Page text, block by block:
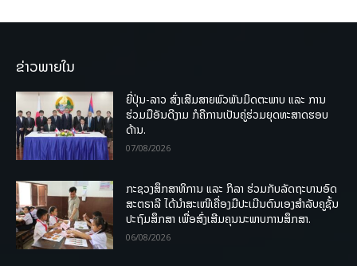
ຂ່າວພາຍໃນ
ຍີ່ປຸ່ນ-ລາວ ສົ່ງເສີມສາຍພົວພັນມິດຕະພາບ ແລະ ການ
ຮ່ວມມືອັນດີງາມ ກໍຄືການເປັນຄູ່ຮ່ວມຍຸດທະສາດຮອບ
ດ້ານ.
07/08/2026
ກະຊວງສຶກສາທິການ ແລະ ກິລາ ຮ່ວມກັບລັດຖະບານອົດ
ສະຕຣາລີ ໄດ້ນຳສະເໜີເຄື່ອງມືປະເມີນຕົນເອງສຳລັບຄູຊັ້ນ
ປະຖົມສຶກສາ ເພື່ອສົ່ງເສີມຄຸນນະພາບການສຶກສາ.
06/08/2026